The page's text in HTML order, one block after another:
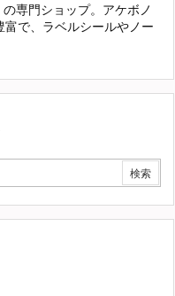
専門ショップ。アケボノ
で、ラベルシールやノー